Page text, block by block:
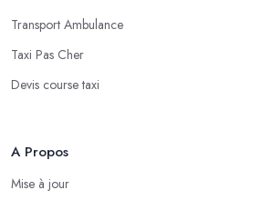
Transport Ambulance
Taxi Pas Cher
Devis course taxi
A Propos
Mise à jour